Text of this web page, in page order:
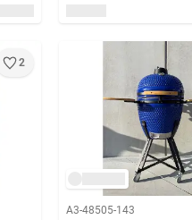
2
A3-48505-143